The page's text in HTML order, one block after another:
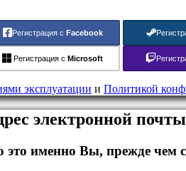
Регистрация с Facebook
Регистрация с Microsoft
эксплуатации и Политикой
электронной почты
именно Вы, прежде чем